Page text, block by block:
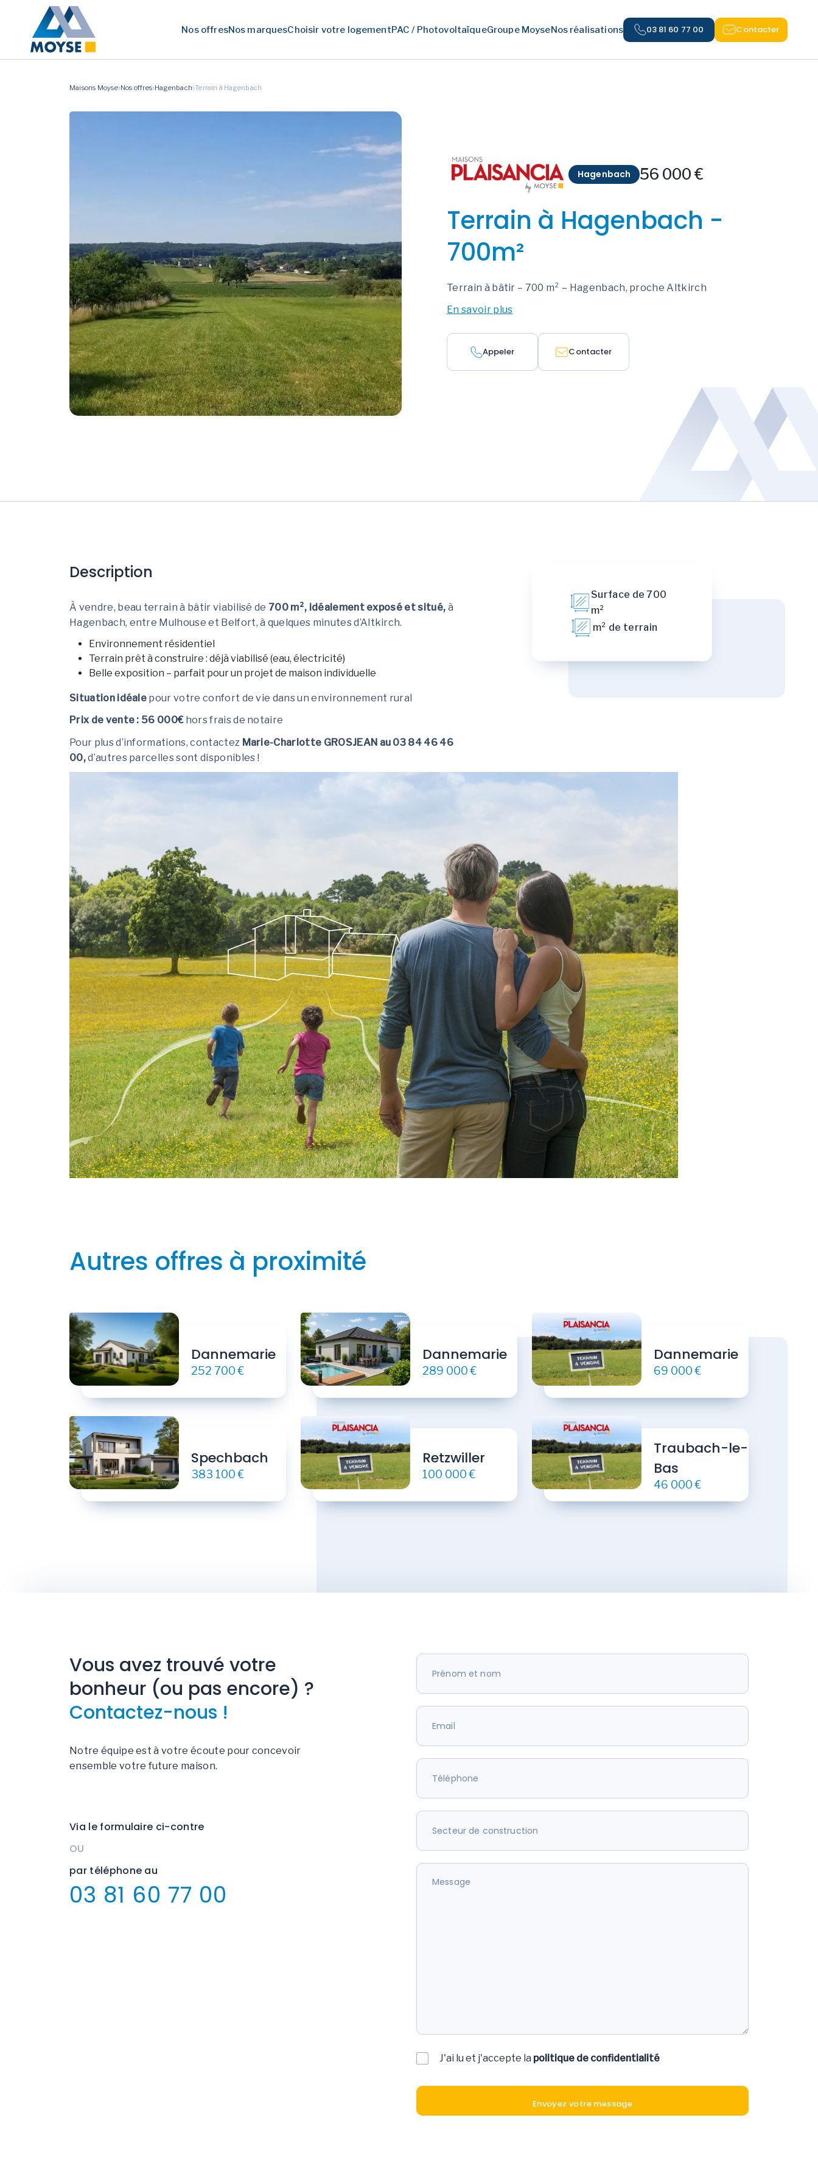
Nos offresNos marquesChoisir votre logementPAC / PhotovoltaïqueGroupe MoyseNos réalisations 03 81 60 77 00 Contacter
Maisons Moyse Nos offres Hagenbach Terrain à Hagenbach
Hagenbach 56 000 €
Terrain à Hagenbach -
700m²
Terrain à bâtir – 700 m² – Hagenbach, proche Altkirch
En savoir plus
Appeler Contacter
Description
À vendre, beau terrain à bâtir viabilisé de700 m², idéalement exposé et situé, à
Hagenbach, entre Mulhouse et Belfort, à quelques minutes d’Altkirch.
Environnement résidentiel
Terrain prêt à construire : déjà viabilisé (eau, électricité)
Belle exposition – parfait pour un projet de maison individuelle
Situation idéale pour votre confort de vie dans un environnement rural
Prix de vente : 56 000€hors frais de notaire
Pour plus d’informations, contactez Marie-Charlotte GROSJEAN au 03 84 46 46
00,d’autres parcelles sont disponibles !
Surface de 700
m²
m² de terrain
Autres offres à proximité
Dannemarie
252 700 €
Dannemarie
289 000 €
Dannemarie
69 000 €
Spechbach
383 100 €
Retzwiller
100 000 €
Traubach-le-
Bas
46 000 €
Vous avez trouvé votre
bonheur (ou pas encore) ?
Contactez-nous !
Notre équipe est à votre écoute pour concevoir
ensemble votre future maison.
Via le formulaire ci-contre
OU
par téléphone au
03 81 60 77 00
J'ai lu et j'accepte la politique de confidentialité